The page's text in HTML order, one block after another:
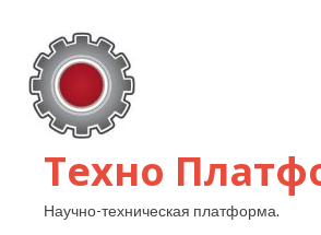
Техно
Научно-техническая платформа.